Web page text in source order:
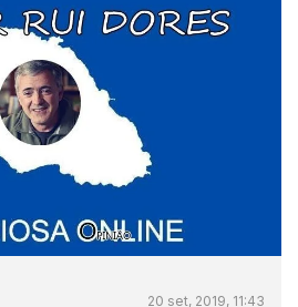
20 set, 2019, 11:43